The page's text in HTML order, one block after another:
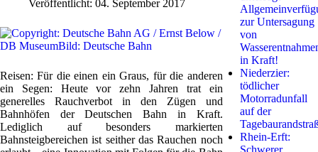
Veröffentlicht: 04. September 2017
Reisen: Für die einen ein Graus, für die anderen
ein Segen: Heute vor zehn Jahren trat ein
generelles Rauchverbot in den Zügen und
Bahnhöfen der Deutschen Bahn in Kraft.
Lediglich auf besonders markierten
Bahnsteigbereichen ist seither das Rauchen noch
zur Untersagung
von
in Kraft!
Niederzier:
tödlicher
Motorradunfall
auf der
Rhein-Erft:
Schwerer